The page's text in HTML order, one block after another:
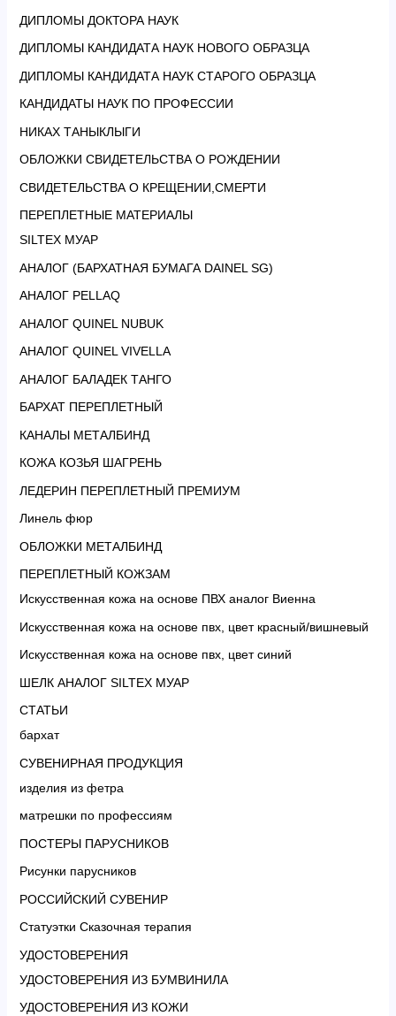
ДИПЛОМЫ ДОКТОРА НАУК
ДИПЛОМЫ КАНДИДАТА НАУК НОВОГО ОБРАЗЦА
ДИПЛОМЫ КАНДИДАТА НАУК СТАРОГО ОБРАЗЦА
КАНДИДАТЫ НАУК ПО ПРОФЕССИИ
НИКАХ ТАНЫКЛЫГИ
ОБЛОЖКИ СВИДЕТЕЛЬСТВА О РОЖДЕНИИ
СВИДЕТЕЛЬСТВА О КРЕЩЕНИИ,СМЕРТИ
ПЕРЕПЛЕТНЫЕ МАТЕРИАЛЫ
SILTEX МУАР
АНАЛОГ (БАРХАТНАЯ БУМАГА DAINEL SG)
АНАЛОГ PELLAQ
АНАЛОГ QUINEL NUBUK
АНАЛОГ QUINEL VIVELLA
АНАЛОГ БАЛАДЕК ТАНГО
БАРХАТ ПЕРЕПЛЕТНЫЙ
КАНАЛЫ МЕТАЛБИНД
КОЖА КОЗЬЯ ШАГРЕНЬ
ЛЕДЕРИН ПЕРЕПЛЕТНЫЙ ПРЕМИУМ
Линель фюр
ОБЛОЖКИ МЕТАЛБИНД
ПЕРЕПЛЕТНЫЙ КОЖЗАМ
Искусственная кожа на основе ПВХ аналог Виенна
Искусственная кожа на основе пвх, цвет красный/вишневый
Искусственная кожа на основе пвх, цвет синий
ШЕЛК АНАЛОГ SILTEX МУАР
СТАТЬИ
бархат
СУВЕНИРНАЯ ПРОДУКЦИЯ
изделия из фетра
матрешки по профессиям
ПОСТЕРЫ ПАРУСНИКОВ
Рисунки парусников
РОССИЙСКИЙ СУВЕНИР
Статуэтки Сказочная терапия
УДОСТОВЕРЕНИЯ
УДОСТОВЕРЕНИЯ ИЗ БУМВИНИЛА
УДОСТОВЕРЕНИЯ ИЗ КОЖИ